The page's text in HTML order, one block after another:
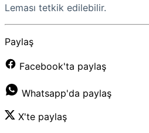
Leması tetkik edilebilir.
Paylaş
Facebook'ta paylaş
Whatsapp'da paylaş
X'te paylaş